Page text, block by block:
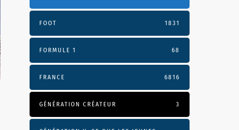
FOOT 1831
FORMULE 1 68
FRANCE 6816
GÉNÉRATION CRÉATEUR 3